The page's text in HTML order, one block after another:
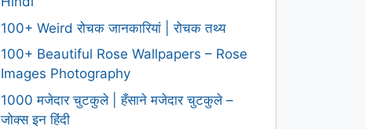
100+ Weird रोचक जानकारियां | रोचक तथ्य
100+ Beautiful Rose Wallpapers – Rose
Images Photography
1000 मजेदार चुटकुले | हँसाने मजेदार चुटकुले –
जोक्स इन हिंदी